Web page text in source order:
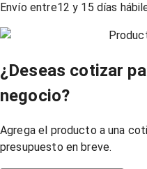
Envío entre12 y 15 días
¿Deseas cotizar
negocio?
Agrega el producto a una
presupuesto en breve.